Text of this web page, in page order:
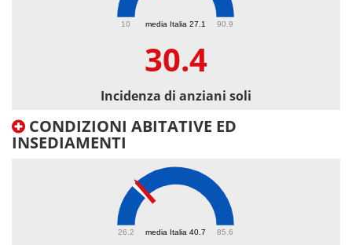
media Italia 27.1
10 90.9
30.4
Incidenza di anziani soli
CONDIZIONI ABITATIVE ED
INSEDIAMENTI
media Italia 40.7
26.2 85.6